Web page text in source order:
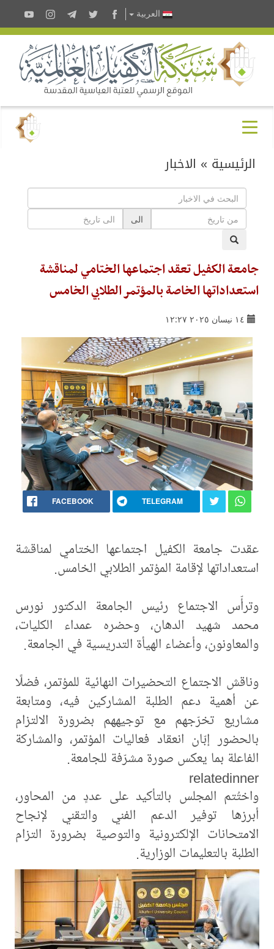
العربية
الرئيسية » الاخبار
الى
جامعة الكفيل تعقد اجتماعها الختامي لمناقشة
استعداداتها الخاصة بالمؤتمر الطلابي الخامس
١٤ نيسان ٢٠٢٥ ١٢:٢٧
FACEBOOK TELEGRAM
عقدت جامعة الكفيل اجتماعها الختامي لمناقشة
استعداداتها لإقامة المؤتمر الطلابي الخامس.
وترأّس الاجتماع رئيس الجامعة الدكتور نورس
محمد شهيد الدهان، وحضره عمداء الكليات،
والمعاونون، وأعضاء الهيأة التدريسية في الجامعة.
وناقش الاجتماع التحضيرات النهائية للمؤتمر، فضلًا
عن أهمية دعم الطلبة المشاركين فيه، ومتابعة
مشاريع تخرّجهم مع توجيههم بضرورة الالتزام
بالحضور إبّان انعقاد فعاليات المؤتمر، والمشاركة
الفاعلة بما يعكس صورة مشرّفة للجامعة.
relatedinner
واختُتم المجلس بالتأكيد على عددٍ من المحاور،
أبرزها توفير الدعم الفني والتقني لإنجاح
الامتحانات الإلكترونية والتوصية بضرورة التزام
الطلبة بالتعليمات الوزارية.